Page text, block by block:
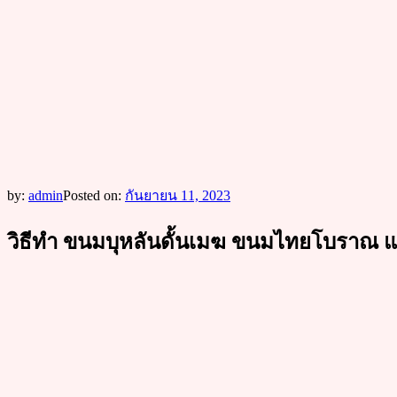
by: adminPosted on: กันยายน 11, 2023
วิธีทำ ขนมบุหลันดั้นเมฆ ขนมไทยโบราณ